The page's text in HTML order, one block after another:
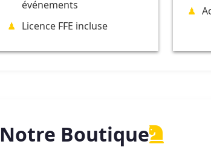
événements
Licence FFE incluse
Notre Boutique